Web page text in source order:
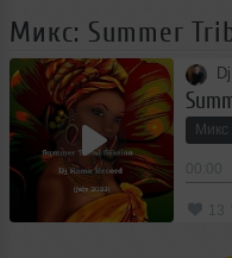
Микс: Summer
Микс
13